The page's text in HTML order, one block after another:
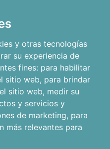
y otras tecnologías
su experiencia de
fines: para habilitar
sitio web, para brindar
sitio web, medir su
y servicios y
de marketing, para
más relevantes para